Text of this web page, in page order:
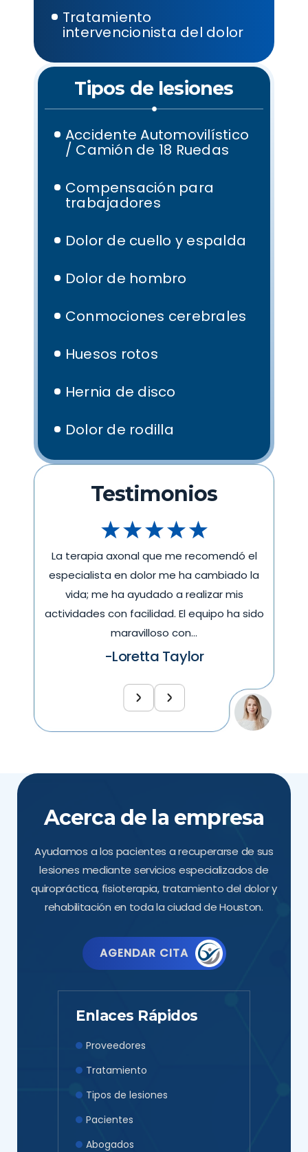
Tratamiento
intervencionista del dolor
Tipos de lesiones
Accidente Automovilístico
/ Camión de 18 Ruedas
Compensación para
trabajadores
Dolor de cuello y espalda
Dolor de hombro
Conmociones cerebrales
Huesos rotos
Hernia de disco
Dolor de rodilla
Testimonios
La terapia axonal que me recomendó el
especialista en dolor me ha cambiado la
vida; me ha ayudado a realizar mis
actividades con facilidad. El equipo ha sido
maravilloso con…
-Loretta Taylor
Acerca de la empresa
Ayudamos a los pacientes a recuperarse de sus
lesiones mediante servicios especializados de
quiropráctica, fisioterapia, tratamiento del dolor y
rehabilitación en toda la ciudad de Houston.
AGENDAR CITA
Enlaces Rápidos
Proveedores
Tratamiento
Tipos de lesiones
Pacientes
Abogados